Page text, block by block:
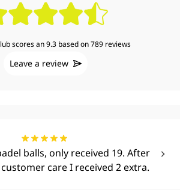
scores an 9.3 based on 789 reviews
Leave a review
balls, only received 19. After
care I received 2 extra.